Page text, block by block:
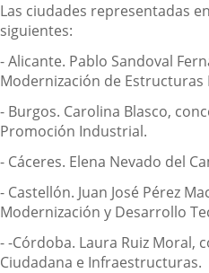
Las ciudades representadas
siguientes:
- Alicante. Pablo Sandoval
Modernización de Estructuras
- Burgos. Carolina Blasco,
Promoción Industrial.
- Cáceres. Elena Nevado del
- Castellón. Juan José Pérez
Modernización y Desarrollo
- -Córdoba. Laura Ruiz Moral,
Ciudadana e Infraestructuras.